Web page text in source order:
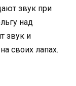
звук при
над
звук и
своих лапах.